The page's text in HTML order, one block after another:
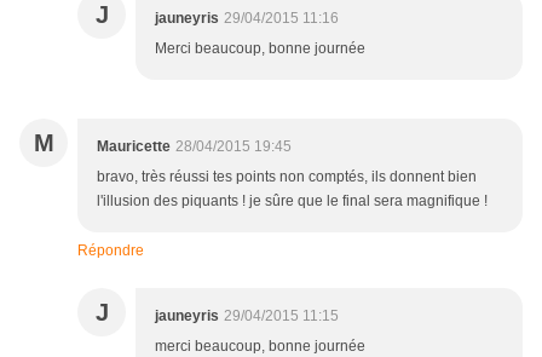
J jauneyris 29/04/2015 11:16
Merci beaucoup, bonne journée
M Mauricette 28/04/2015 19:45
bravo, très réussi tes points non comptés, ils donnent bien
l'illusion des piquants ! je sûre que le final sera magnifique !
Répondre
J jauneyris 29/04/2015 11:15
merci beaucoup, bonne journée